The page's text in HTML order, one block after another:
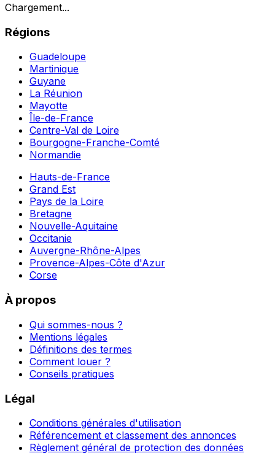
Chargement...
Régions
Guadeloupe
Martinique
Guyane
La Réunion
Mayotte
Île-de-France
Centre-Val de Loire
Bourgogne-Franche-Comté
Normandie
Hauts-de-France
Grand Est
Pays de la Loire
Bretagne
Nouvelle-Aquitaine
Occitanie
Auvergne-Rhône-Alpes
Provence-Alpes-Côte d'Azur
Corse
À propos
Qui sommes-nous ?
Mentions légales
Définitions des termes
Comment louer ?
Conseils pratiques
Légal
Conditions générales d'utilisation
Référencement et classement des annonces
Règlement général de protection des données